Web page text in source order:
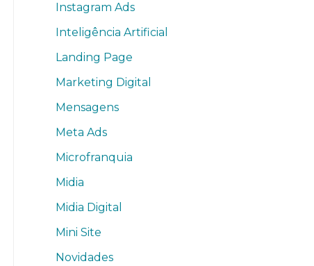
Instagram Ads
Inteligência Artificial
Landing Page
Marketing Digital
Mensagens
Meta Ads
Microfranquia
Midia
Midia Digital
Mini Site
Novidades